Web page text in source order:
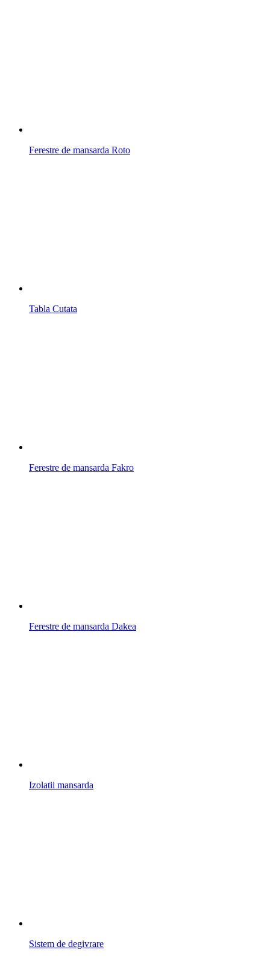
Ferestre de mansarda Roto
Tabla Cutata
Ferestre de mansarda Fakro
Ferestre de mansarda Dakea
Izolatii mansarda
Sistem de degivrare